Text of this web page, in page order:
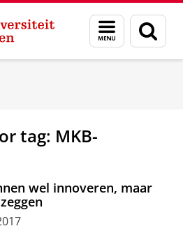
Menu
en
zoeken
of Innovation Management &
tag: MKB-
wel innoveren, maar